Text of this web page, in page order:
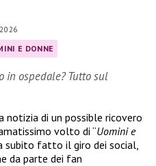
E DONNE
in ospedale? Tutto sul
di un possible ricovero
volto di “Uomini e
subito fatto il giro dei social,
da parte dei fan